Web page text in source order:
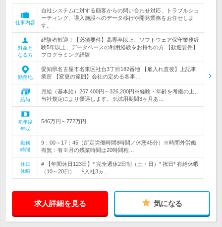
仕事内容
自社システムに対する顧客からの問い合わせ対応、トラブルシュ
ーティング、導入施設へのデータ移行や開発業務をお任せしま
す。
対象と
なる方
経験者歓迎！【必須要件】高専卒以上、ソフトウェア保守業務経
験5年以上、データベースの利用経験をお持ちの方 【歓迎要件】
プログラミング経験
勤務地
愛知県名古屋市名東区社台3丁目182番地 【雇入れ直後】上記事
業所 【変更の範囲】会社の定める各事…
給与
月給（基本給）267,400円～326,200円※経験・年齢を考慮の上、
当社規定により優遇します。※試用期間3ヶ月あ…
初年度
年収
546万円～772万円
勤務
時間
9：00～17：45（所定労働時間8時間／休憩45分）※時間外労働
有無：有※月の残業時間は20時間程…
休日
休暇
# 【年間休日123日】* 完全週休2日制（土・日）* 祝日* 有給休暇
（10～20日） └入社3ヵ…
求人詳細を見る 気になる